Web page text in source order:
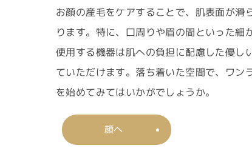
お顔の産毛をケアすることで、肌表面が滑
ります。特に、口周りや眉の間といった細
使用する機器は肌への負担に配慮した優し
ていただけます。落ち着いた空間で、ワン
を始めてみてはいかがでしょうか。
顔へ